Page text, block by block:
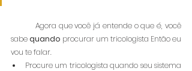
sabe quando procurar um tricologista Então eu
vou te falar.
Procure um tricologista quando seu sistema